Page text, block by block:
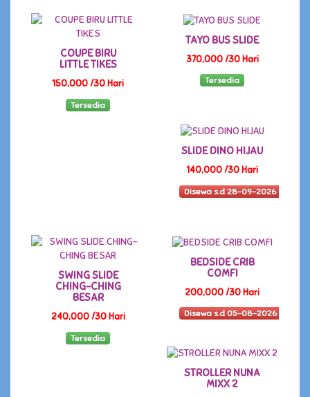
COUPE BIRU
LITTLE TIKES
150,000 /30 Hari
Tersedia
TAYO BUS SLIDE
370,000 /30 Hari
Tersedia
SLIDE DINO HIJAU
140,000 /30 Hari
Disewa s.d 28-09-2026
SWING SLIDE
CHING-CHING
BESAR
240,000 /30 Hari
Tersedia
BEDSIDE CRIB
COMFI
200,000 /30 Hari
Disewa s.d 05-08-2026
STROLLER NUNA
MIXX 2